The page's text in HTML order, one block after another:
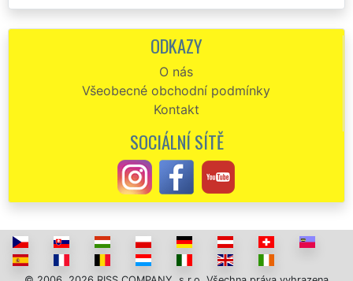
cena, dokonalý servis.
uznat, že se mi skutečně perfektně postarala o vyklizení půdy ve
Zlíně. I já budu nadále předávat kontakty na tuto společnost EXTRA
Ve čtvrtek jste mi zajišťovali vyklízení půdy ve Zlíně. Chtěl by sem
Vám touto cestou poděkovat za velmi kvalitně odvedenou práci.
Určitě si nechám uložené vaše telefonní číslo a v případě potřeby vás
opět velmi rád využiju.
Naprosto perfektní splnění mé objednávky na vyklizení půdy ve
doporučuji.
ODKAZY
O nás
Všeobecné obchodní podmínky
Kontakt
SOCIÁLNÍ SÍTĚ